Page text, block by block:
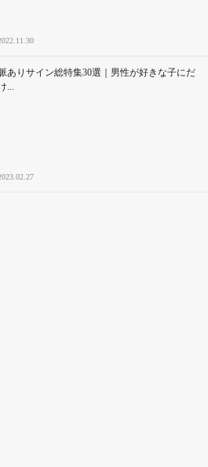
ありサイン総特集30選｜男性が好きな子にだ
...